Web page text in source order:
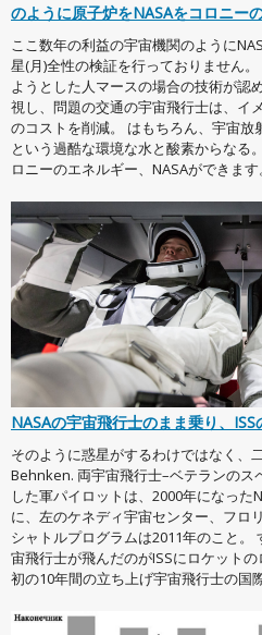
のように原子炉をNASAをコロニー
ここ数年の利益の宇宙機関のように
星(月)全性の検証を行っておりません
ようとした人マースの場合の技術が認
視し、問題の交通の宇宙飛行士は、イ
のコストを削減。 はもちろん、宇宙
という過酷な環境な水と酸素からなる
ロニーのエネルギー、NASAができま
NASAの宇宙飛行士のまま乗り、
そのように惑星がするわけではなく、
Behnken. 両宇宙飛行士–ベテランのス
した軍パイロットは、2000年になった
に、左のケネディ宇宙センター、フロ
シャトルプログラムは2011年のこと
宙飛行士が飛んだのがISSにロケット
初の10年間の立ち上げ宇宙飛行士の国